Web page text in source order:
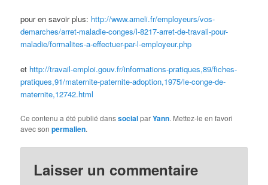
pour en savoir plus: http://www.ameli.fr/employeurs/vos-
demarches/arret-maladie-conges/l-8217-arret-de-travail-pour-
maladie/formalites-a-effectuer-par-l-employeur.php
et http://travail-emploi.gouv.fr/informations-pratiques,89/fiches-
pratiques,91/maternite-paternite-adoption,1975/le-conge-de-
maternite,12742.html
Ce contenu a été publié danssocialparYann. Mettez-le en favori
avec sonpermalien.
Laisser un commentaire